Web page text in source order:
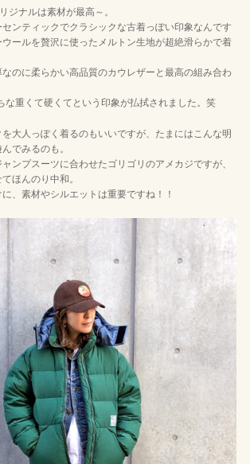
ジナルは素材が最高～。
ンティックでクラシックな古着っぽい印象なんです
ールを贅沢に使ったメルトン生地が超絶滑らかで着
のに柔らかい高品質のカウレザーと最高の組み合わ
な重くて硬くてという印象が払拭されました。笑
大人っぽく着るのもいいですが、たまにはこんな明
でみるのも。
ンプスーツに合わせたゴリゴリのアメカジですが、
ほんのり中和。
、素材やシルエットは重要ですね！！